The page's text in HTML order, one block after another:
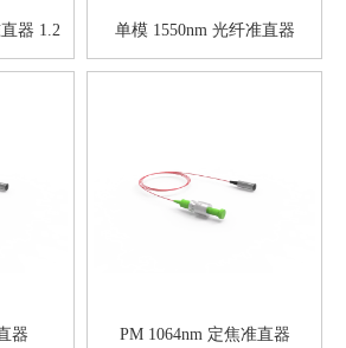
器 1.2 单模 1550nm 光纤准直器
器 PM 1064nm 定焦准直器